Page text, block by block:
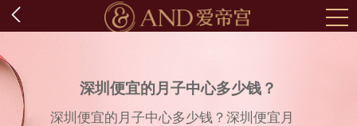
深圳便宜的月子中心多少钱？
深圳便宜的月子中心多少钱？深圳便宜月